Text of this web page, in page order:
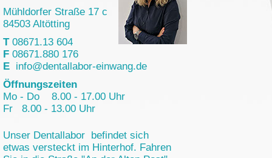
Mühldorfer Straße 17 c
84503 Altötting
T08671.13 604
F08671.880 176
Einfo@dentallabor-einwang.de
Öffnungszeiten
Mo - Do 8.00 - 17.00 Uhr
Fr 8.00 - 13.00 Uhr
Unser Dentallabor befindet sich
etwas versteckt im Hinterhof. Fahren